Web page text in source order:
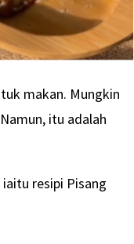
makan. Mungkin
itu adalah
resipi Pisang